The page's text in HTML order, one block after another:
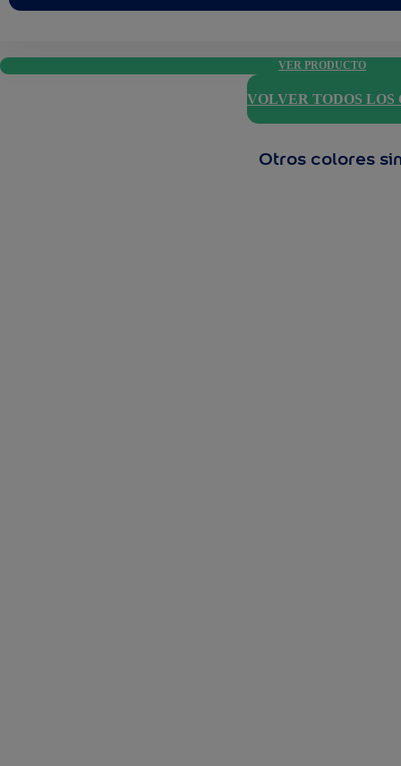
VER PRODUCTO
VOLVER TODOS LOS
Otros colores